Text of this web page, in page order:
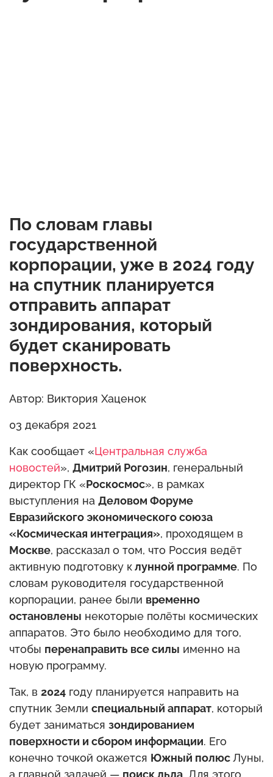
По словам главы
государственной
корпорации, уже в 2024 году
на спутник планируется
отправить аппарат
зондирования, который
будет сканировать
поверхность.
Автор: Виктория Хаценок
03 декабря 2021
Как сообщает «Центральная служба
новостей», Дмитрий Рогозин, генеральный
директор ГК «Роскосмос», в рамках
выступления на Деловом Форуме
Евразийского экономического союза
«Космическая интеграция», проходящем в
Москве, рассказал о том, что Россия ведёт
активную подготовку клунной программе. По
словам руководителя государственной
корпорации, ранее были временно
остановлены некоторые полёты космических
аппаратов. Это было необходимо для того,
чтобы перенаправить все силы именно на
новую программу.
Так, в 2024 году планируется направить на
спутник Земли специальный аппарат, который
будет заниматься зондированием
поверхности и сбором информации. Его
конечно точкой окажется Южный полюсЛуны,
а главной задачей — поиск льда . Для этого